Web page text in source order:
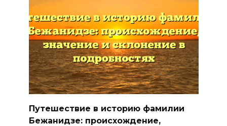
Путешествие в историю фамилии
Бежанидзе: происхождение,